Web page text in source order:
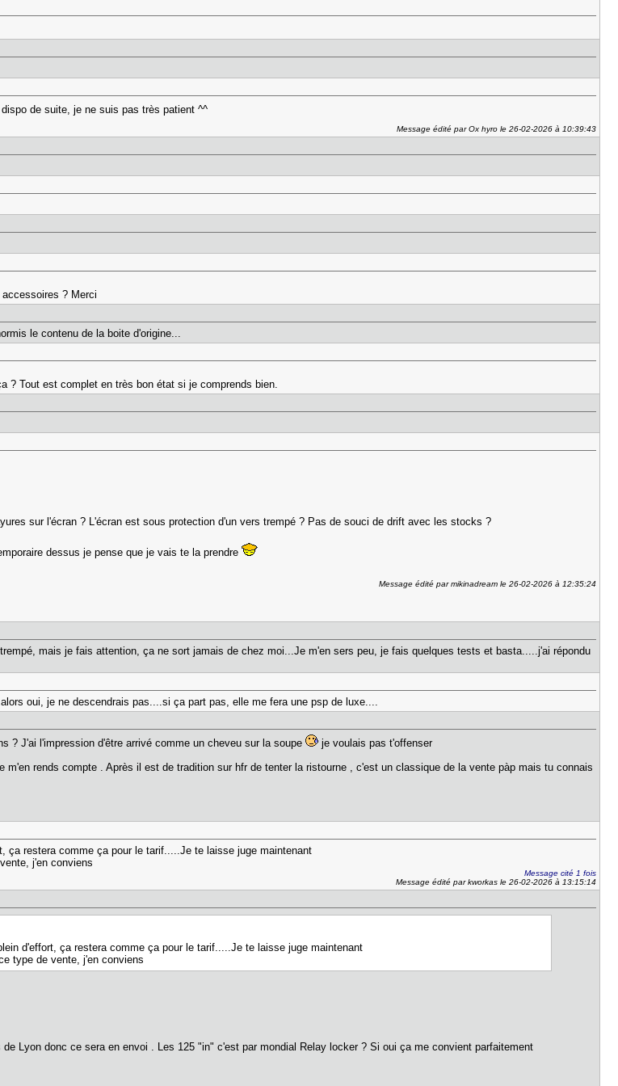
de suite, je ne suis pas très patient ^^
Message édité par Ox hyro le 26-02-2026 à 10:39:43
? Merci
le contenu de la boite d'origine...
? Tout est complet en très bon état si je comprends bien.
sur l'écran ? L'écran est sous protection d'un vers trempé ? Pas de souci de drift avec les stocks ?
dessus je pense que je vais te la prendre
Message édité par mikinadream le 26-02-2026 à 12:35:24
mais je fais attention, ça ne sort jamais de chez moi...Je m'en sers peu, je fais quelques tests et basta.....j'ai répondu
oui, je ne descendrais pas....si ça part pas, elle me fera une psp de luxe....
? J'ai l'impression d'être arrivé comme un cheveu sur la soupe
je voulais pas t'offenser
rends compte . Après il est de tradition sur hfr de tenter la ristourne , c'est un classique de la vente pàp mais tu connais
restera comme ça pour le tarif.....Je te laisse juge maintenant
j'en conviens
Message cité 1 fois
Message édité par kworkas le 26-02-2026 à 13:15:14
d'effort, ça restera comme ça pour le tarif.....Je te laisse juge maintenant
type de vente, j'en conviens
Lyon donc ce sera en envoi . Les 125 "in" c'est par mondial Relay locker ? Si oui ça me convient parfaitement